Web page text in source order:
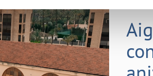
VER TODAS LAS GESTIONES
e impresos